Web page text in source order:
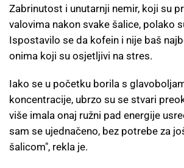
Zabrinutost i unutarnji nemir, koji su
valovima nakon svake šalice, polako
Ispostavilo se da kofein i nije baš
onima koji su osjetljivi na stres.
Iako se u početku borila s
koncentracije, ubrzo su se stvari
više imala onaj ružni pad energije
sam se ujednačeno, bez potrebe za
šalicom", rekla je.